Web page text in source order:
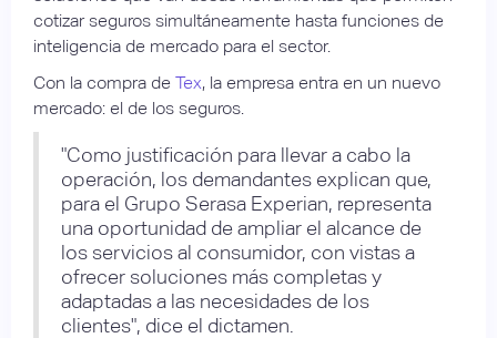
cotizar seguros simultáneamente hasta funciones de
inteligencia de mercado para el sector.
Con la compra de Tex, la empresa entra en un nuevo
mercado: el de los seguros.
"Como justificación para llevar a cabo la
operación, los demandantes explican que,
para el Grupo Serasa Experian, representa
una oportunidad de ampliar el alcance de
los servicios al consumidor, con vistas a
ofrecer soluciones más completas y
adaptadas a las necesidades de los
clientes", dice el dictamen.